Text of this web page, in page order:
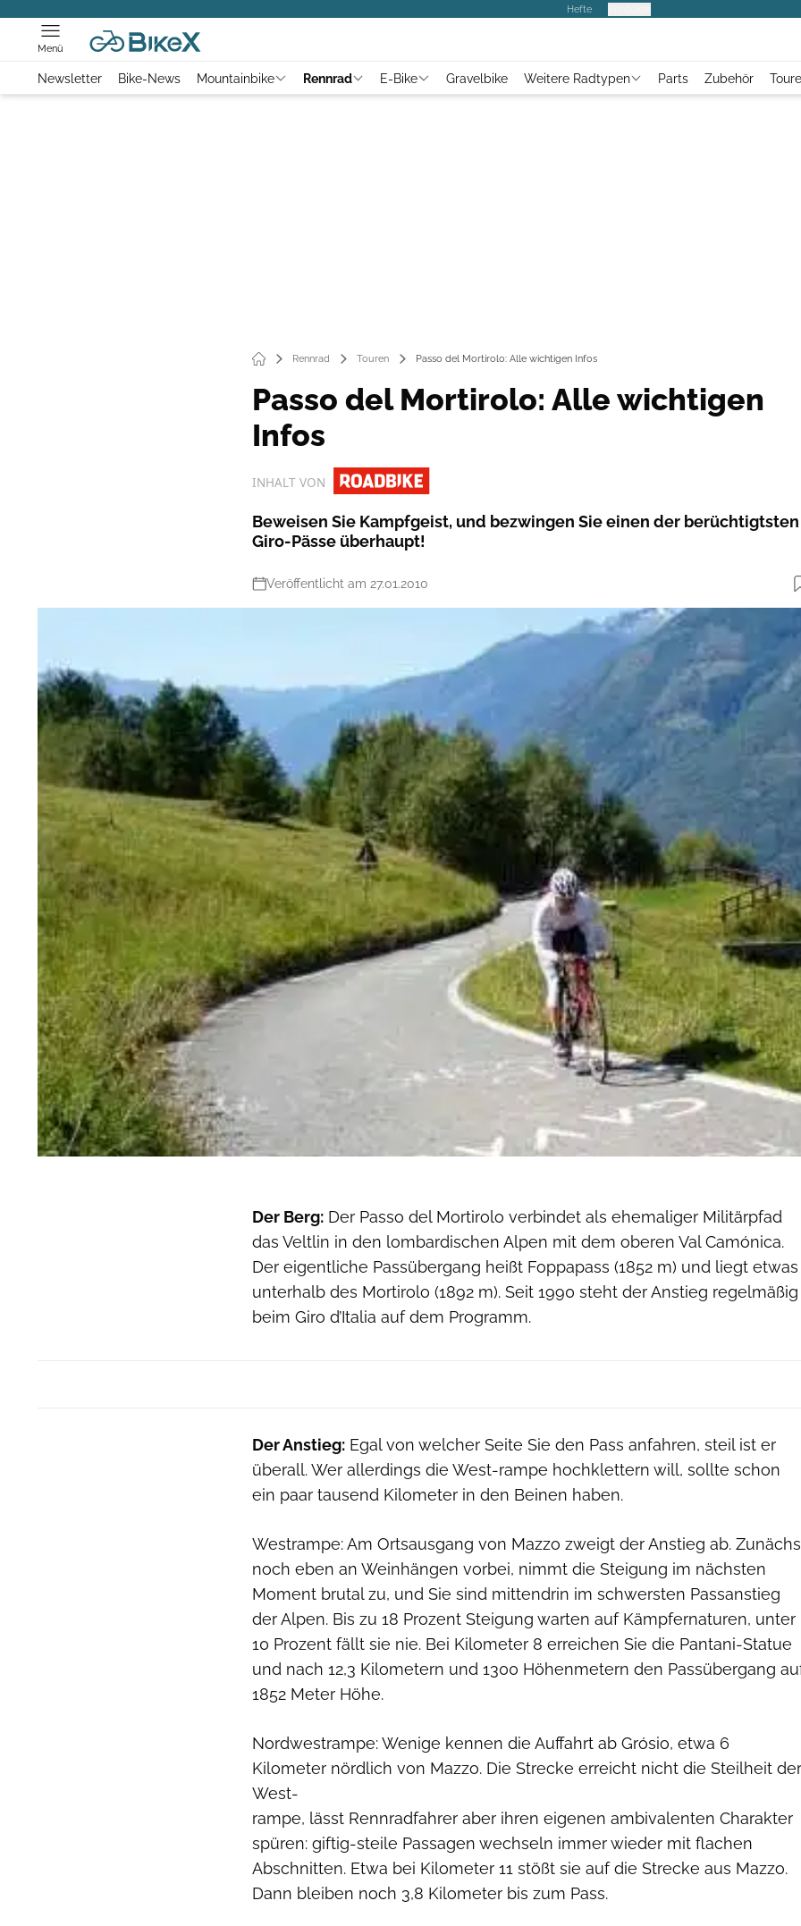
Hefte
Menü
Newsletter Bike-News Mountainbike Rennrad E-Bike Gravelbike Weitere Radtypen Parts Zubehör
Rennrad Touren Passo del Mortirolo: Alle wichtigen Infos
Passo del Mortirolo: Alle wichtigen
Infos
INHALT VON
Beweisen Sie Kampfgeist, und bezwingen Sie einen der berüchtigtsten
Giro-Pässe überhaupt!
Veröffentlicht am 27.01.2010
RoadBIKE
Der Berg: Der Passo del Mortirolo verbindet als ehemaliger Militärpfad
das Veltlin in den lombardischen Alpen mit dem oberen Val Camónica.
Der eigentliche Passübergang heißt Foppapass (1852 m) und liegt etwas
unterhalb des Mortirolo (1892 m). Seit 1990 steht der Anstieg regelmäßig
beim Giro d’Italia auf dem Programm.
Der Anstieg: Egal von welcher Seite Sie den Pass anfahren, steil ist er
überall. Wer allerdings die West-rampe hochklettern will, sollte schon
ein paar tausend Kilometer in den Beinen haben.
Westrampe: Am Ortsausgang von Mazzo zweigt der Anstieg ab.
noch eben an Weinhängen vorbei, nimmt die Steigung im nächsten
Moment brutal zu, und Sie sind mittendrin im schwersten Passanstieg
der Alpen. Bis zu 18 Prozent Steigung warten auf Kämpfernaturen, unter
10 Prozent fällt sie nie. Bei Kilometer 8 erreichen Sie die Pantani-Statue
und nach 12,3 Kilometern und 1300 Höhenmetern den Passübergang
1852 Meter Höhe.
Nordwestrampe: Wenige kennen die Auffahrt ab Grósio, etwa 6
Kilometer nördlich von Mazzo. Die Strecke erreicht nicht die Steilheit der
West-
rampe, lässt Rennradfahrer aber ihren eigenen ambivalenten Charakter
spüren: giftig-steile Passagen wechseln immer wieder mit flachen
Abschnitten. Etwa bei Kilometer 11 stößt sie auf die Strecke aus Mazzo.
Dann bleiben noch 3,8 Kilometer bis zum Pass.